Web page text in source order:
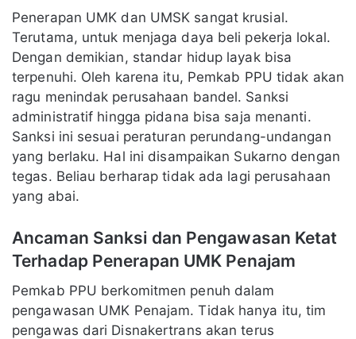
Penerapan UMK dan UMSK sangat krusial.
Terutama, untuk menjaga daya beli pekerja lokal.
Dengan demikian, standar hidup layak bisa
terpenuhi. Oleh karena itu, Pemkab PPU tidak akan
ragu menindak perusahaan bandel. Sanksi
administratif hingga pidana bisa saja menanti.
Sanksi ini sesuai peraturan perundang-undangan
yang berlaku. Hal ini disampaikan Sukarno dengan
tegas. Beliau berharap tidak ada lagi perusahaan
yang abai.
Ancaman Sanksi dan Pengawasan Ketat
Terhadap Penerapan UMK Penajam
Pemkab PPU berkomitmen penuh dalam
pengawasan UMK Penajam. Tidak hanya itu, tim
pengawas dari Disnakertrans akan terus